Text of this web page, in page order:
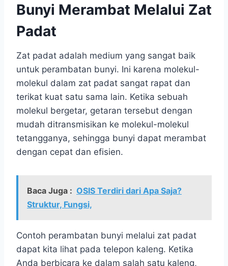
Bunyi Merambat Melalui Zat
Padat
Zat padat adalah medium yang sangat baik
untuk perambatan bunyi. Ini karena molekul-
molekul dalam zat padat sangat rapat dan
terikat kuat satu sama lain. Ketika sebuah
molekul bergetar, getaran tersebut dengan
mudah ditransmisikan ke molekul-molekul
tetangganya, sehingga bunyi dapat merambat
dengan cepat dan efisien.
Baca Juga : OSIS Terdiri dari Apa Saja?
Struktur, Fungsi,
Contoh perambatan bunyi melalui zat padat
dapat kita lihat pada telepon kaleng. Ketika
Anda berbicara ke dalam salah satu kaleng,